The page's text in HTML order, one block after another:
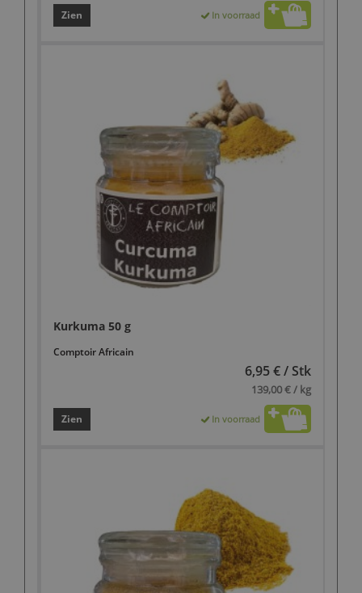
Zien In voorraad
Kurkuma 50 g
Comptoir Africain
6,95 € / Stk
139,00 € / kg
Zien In voorraad